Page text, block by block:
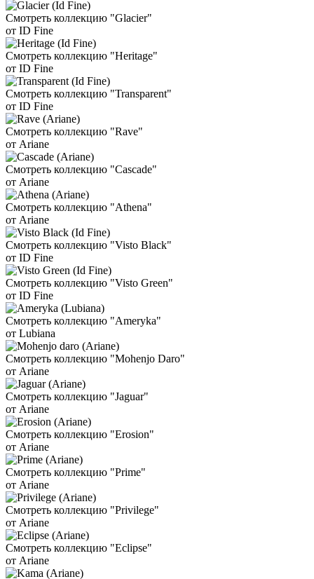
Смотреть коллекцию "Glacier"
от ID Fine
Смотреть коллекцию "Heritage"
от ID Fine
Смотреть коллекцию "Transparent"
от ID Fine
Смотреть коллекцию "Rave"
от Ariane
Смотреть коллекцию "Cascade"
от Ariane
Смотреть коллекцию "Athena"
от Ariane
Смотреть коллекцию "Visto Black"
от ID Fine
Смотреть коллекцию "Visto Green"
от ID Fine
Смотреть коллекцию "Ameryka"
от Lubiana
Смотреть коллекцию "Mohenjo Daro"
от Ariane
Смотреть коллекцию "Jaguar"
от Ariane
Смотреть коллекцию "Erosion"
от Ariane
Смотреть коллекцию "Prime"
от Ariane
Смотреть коллекцию "Privilege"
от Ariane
Смотреть коллекцию "Eclipse"
от Ariane